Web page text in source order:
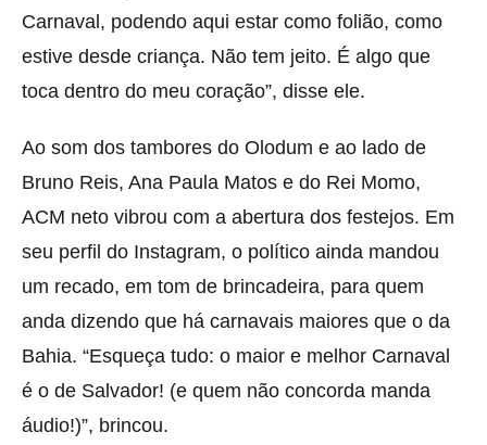
Carnaval, podendo aqui estar como folião, como
estive desde criança. Não tem jeito. É algo que
toca dentro do meu coração”, disse ele.
Ao som dos tambores do Olodum e ao lado de
Bruno Reis, Ana Paula Matos e do Rei Momo,
ACM neto vibrou com a abertura dos festejos. Em
seu perfil do Instagram, o político ainda mandou
um recado, em tom de brincadeira, para quem
anda dizendo que há carnavais maiores que o da
Bahia. “Esqueça tudo: o maior e melhor Carnaval
é o de Salvador! (e quem não concorda manda
áudio!)”, brincou.